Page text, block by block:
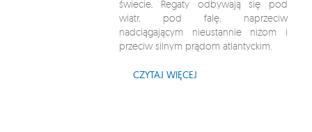
świecie. Regaty odbywają się pod
wiatr, pod falę, naprzeciw
nadciągającym nieustannie niżom i
przeciw silnym prądom atlantyckim.
CZYTAJ WIĘCEJ